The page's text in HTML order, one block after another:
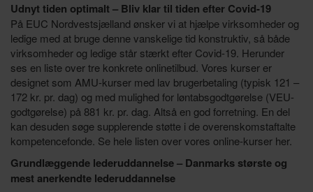
Udnyt tiden optimalt – Bliv klar til tiden efter Covid-19
På EUC Nordvestsjælland ønsker vi at hjælpe virksomheder og
ledige med at bruge denne vanskelige tid konstruktiv, så både
virksomheder og ledige står stærkt efter Covid-19. Herunder
ses en liste over tre konkrete onlinetilbud. Vores kurser er
designet som AMU-kurser med lav brugerbetaling (typisk 121 –
172 kr. pr. dag) og med mulighed for løntabsgodtgørelse (VEU-
godtgørelse) på 881 kr. pr. dag. Altså en god forretning. En del
kan desuden søge supplerende støtte i de overenskomstaftalte
kompetencefonde. Se hele listen over vores online-kurser her.
Grundlæggende lederuddannelse – Danmarks største og
mest anerkendte lederuddannelse